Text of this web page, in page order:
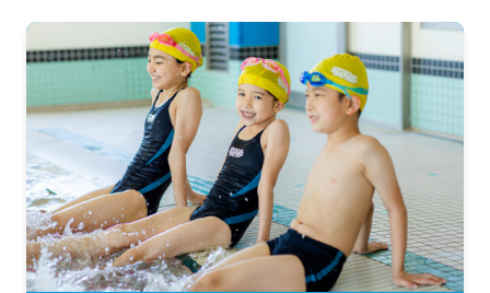
(start
automatic
translation)
to
return
to
the
top